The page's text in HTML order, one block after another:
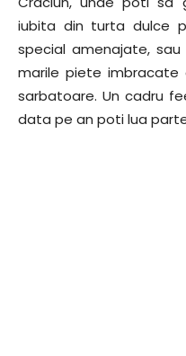
iubita din turta dulce
special amenajate,
marile piete imbracate
sarbatoare. Un cadru
data pe an poti lua